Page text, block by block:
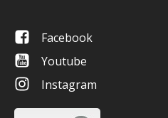
Facebook
Youtube
Instagram